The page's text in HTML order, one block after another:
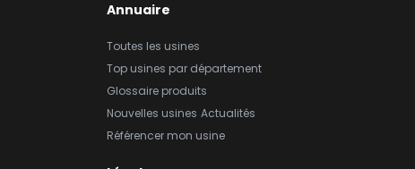
Annuaire
Toutes les usines
Top usines par département
Glossaire produits
Nouvelles usines Actualités
Référencer mon usine